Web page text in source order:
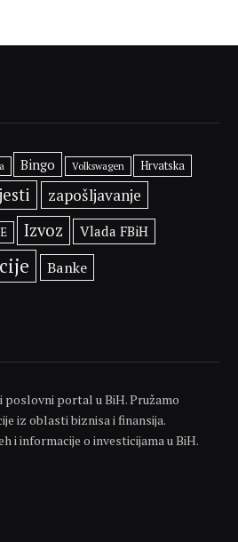
Bingo Volkswagen Hrvatska
zapošljavanje
Izvoz Vlada FBiH
Banke
poslovni portal u BiH. Pružamo
iz oblasti biznisa i finansija.
i informacije o investicijama u BiH.